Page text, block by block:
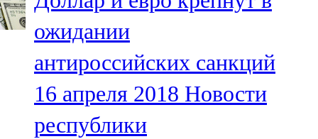
ожидании
антироссийских санкций
16 апреля 2018 Новости
республики